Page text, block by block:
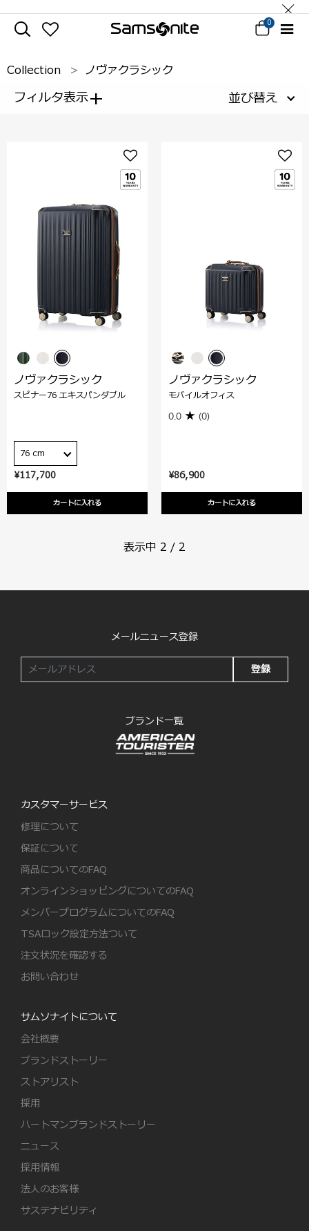
0
Collection ノヴァクラシック
フィルタ表示+ 並び替え
¥117,700
カートに入れる
ノヴァクラシック
スピナー76 エキスパンダブル
76 cm
¥86,900
カートに入れる
ノヴァクラシック
モバイルオフィス
0.0 (0)
表示中 2 / 2
メールニュース登録
登録
ブランド一覧
カスタマーサービス
修理について
保証について
商品についてのFAQ
オンラインショッピングについてのFAQ
メンバープログラムについてのFAQ
TSAロック設定方法ついて
注文状況を確認する
お問い合わせ
サムソナイトについて
会社概要
ブランドストーリー
ストアリスト
採用
ハートマンブランドストーリー
ニュース
採用情報
法人のお客様
サステナビリティ